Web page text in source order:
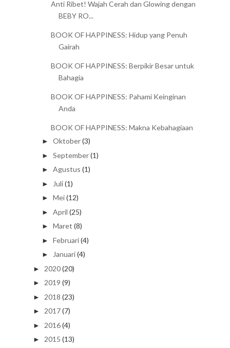
Anti Ribet! Wajah Cerah dan Glowing dengan
BEBY RO...
BOOK OF HAPPINESS: Hidup yang Penuh
Gairah
BOOK OF HAPPINESS: Berpikir Besar untuk
Bahagia
BOOK OF HAPPINESS: Pahami Keinginan
Anda
BOOK OF HAPPINESS: Makna Kebahagiaan
► Oktober(3)
► September(1)
► Agustus (1)
► Juli(1)
► Mei(12)
► April (25)
► Maret (8)
► Februari(4)
► Januari(4)
► 2020(20)
► 2019 (9)
► 2018 (23)
► 2017(7)
► 2016(4)
► 2015 (13)